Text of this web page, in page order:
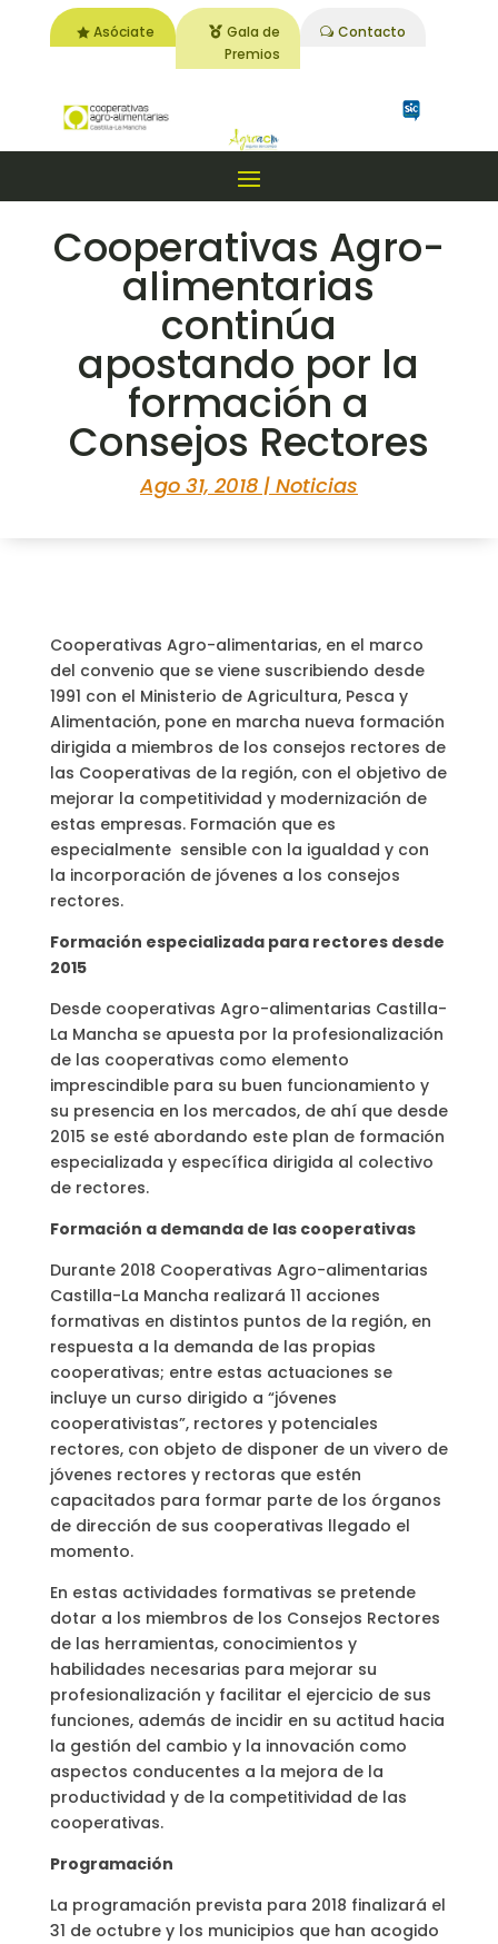
Asóciate
Gala de
Premios
Contacto
Cooperativas Agro-
alimentarias
continúa
apostando por la
formación a
Consejos Rectores
Ago 31, 2018| Noticias
Cooperativas Agro-alimentarias, en el marco
del convenio que se viene suscribiendo desde
1991 con el Ministerio de Agricultura, Pesca y
Alimentación, pone en marcha nueva formación
dirigida a miembros de los consejos rectores de
las Cooperativas de la región, con el objetivo de
mejorar la competitividad y modernización de
estas empresas. Formación que es
especialmente sensible con la igualdad y con
la incorporación de jóvenes a los consejos
rectores.
Formación especializada para rectores desde
2015
Desde cooperativas Agro-alimentarias Castilla-
La Mancha se apuesta por la profesionalización
de las cooperativas como elemento
imprescindible para su buen funcionamiento y
su presencia en los mercados, de ahí que desde
2015 se esté abordando este plan de formación
especializada y específica dirigida al colectivo
de rectores.
Formación a demanda de las cooperativas
Durante 2018 Cooperativas Agro-alimentarias
Castilla-La Mancha realizará 11 acciones
formativas en distintos puntos de la región, en
respuesta a la demanda de las propias
cooperativas; entre estas actuaciones se
incluye un curso dirigido a “jóvenes
cooperativistas”, rectores y potenciales
rectores, con objeto de disponer de un vivero de
jóvenes rectores y rectoras que estén
capacitados para formar parte de los órganos
de dirección de sus cooperativas llegado el
momento.
En estas actividades formativas se pretende
dotar a los miembros de los Consejos Rectores
de las herramientas, conocimientos y
habilidades necesarias para mejorar su
profesionalización y facilitar el ejercicio de sus
funciones, además de incidir en su actitud hacia
la gestión del cambio y la innovación como
aspectos conducentes a la mejora de la
productividad y de la competitividad de las
cooperativas.
Programación
La programación prevista para 2018 finalizará el
31 de octubre y los municipios que han acogido